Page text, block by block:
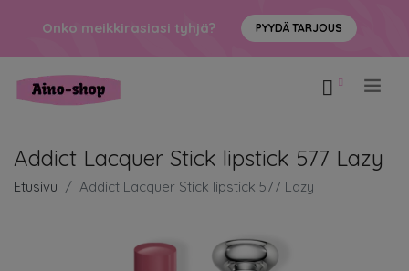
Onko meikkirasiasi tyhjä? PYYDÄ TARJOUS
Addict Lacquer Stick lipstick 577 Lazy
Etusivu Addict Lacquer Stick lipstick 577 Lazy